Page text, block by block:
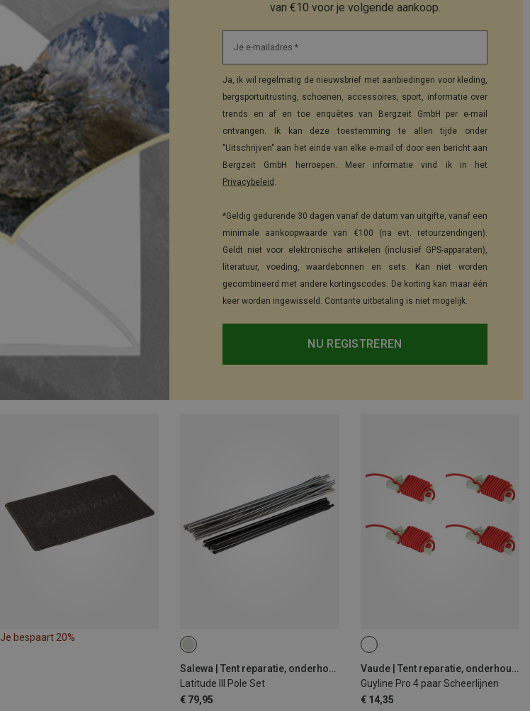
van €10 voor je volgende aankoop.
Je e-mailadres *
Ja, ik wil regelmatig de nieuwsbrief met aanbiedingen voor kleding,
bergsportuitrusting, schoenen, accessoires, sport, informatie over
trends en af en toe enquêtes van Bergzeit GmbH per e-mail
ontvangen. Ik kan deze toestemming te allen tijde onder
"Uitschrijven" aan het einde van elke e-mail of door een bericht aan
Bergzeit GmbH herroepen. Meer informatie vind ik in het
Privacybeleid .
*Geldig gedurende 30 dagen vanaf de datum van uitgifte, vanaf een
minimale aankoopwaarde van €100 (na evt. retourzendingen).
Geldt niet voor elektronische artikelen (inclusief GPS-apparaten),
literatuur, voeding, waardebonnen en sets. Kan niet worden
gecombineerd met andere kortingscodes. De korting kan maar één
keer worden ingewisseld. Contante uitbetaling is niet mogelijk.
NU REGISTREREN
Je bespaart 20%
Salewa | Tent reparatie, onderhoud & accessoires
Latitude III Pole Set
€ 79,95
Vaude | Tent reparatie, onderhoud & accessoires
Guyline Pro 4 paar Scheerlijnen
€ 14,35